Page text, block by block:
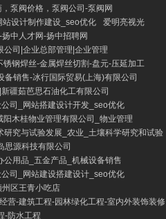
泵阀价格，泵阀公司-泵阀网
设计制作建设_seo优化
爱明亮视光
中人才网-扬中招聘网
公司|企业总部管理|企业管理
钢焊丝-金属焊丝切割-盘元-压延加工
销售-冰行国际贸易(上海)有限公司
疆茹芭思石油化工有限公司
司_网站搭建设计开发_seo优化
阳木桂物业管理有限公司_物业管理
究与试验发展_农业_土壤科学研究和试验
思源科技有限公司
公用品_五金产品_机械设备销售
司_网站建设搭建设计_seo优化
州区王青小吃店
营-建筑工程-园林绿化工程-室内外装饰装修
-防水工程